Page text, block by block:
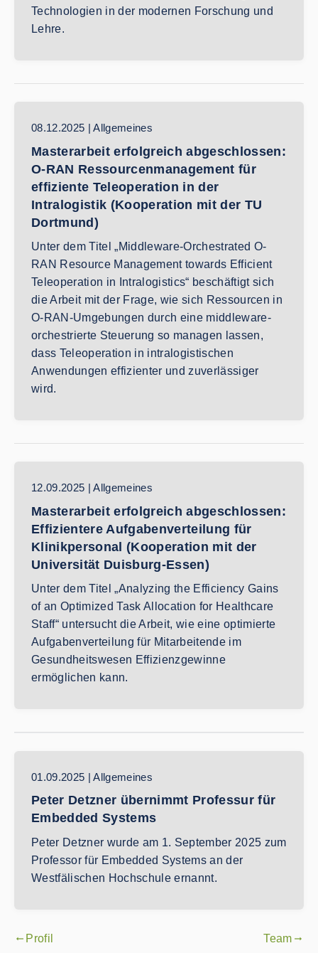
Technologien in der modernen Forschung und
Lehre.
08.12.2025 | Allgemeines
Masterarbeit erfolgreich abgeschlossen:
O-RAN Ressourcenmanagement für
effiziente Teleoperation in der
Intralogistik (Kooperation mit der TU
Dortmund)
Unter dem Titel „Middleware-Orchestrated O-
RAN Resource Management towards Efficient
Teleoperation in Intralogistics“ beschäftigt sich
die Arbeit mit der Frage, wie sich Ressourcen in
O-RAN-Umgebungen durch eine middleware-
orchestrierte Steuerung so managen lassen,
dass Teleoperation in intralogistischen
Anwendungen effizienter und zuverlässiger
wird.
12.09.2025 | Allgemeines
Masterarbeit erfolgreich abgeschlossen:
Effizientere Aufgabenverteilung für
Klinikpersonal (Kooperation mit der
Universität Duisburg-Essen)
Unter dem Titel „Analyzing the Efficiency Gains
of an Optimized Task Allocation for Healthcare
Staff“ untersucht die Arbeit, wie eine optimierte
Aufgabenverteilung für Mitarbeitende im
Gesundheitswesen Effizienzgewinne
ermöglichen kann.
01.09.2025 | Allgemeines
Peter Detzner übernimmt Professur für
Embedded Systems
Peter Detzner wurde am 1. September 2025 zum
Professor für Embedded Systems an der
Westfälischen Hochschule ernannt.
gdoc_arrow_left_alt Profil Team gdoc_arrow_right_alt